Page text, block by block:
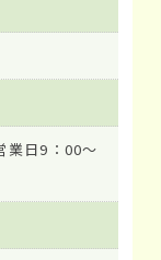
業日9：00～